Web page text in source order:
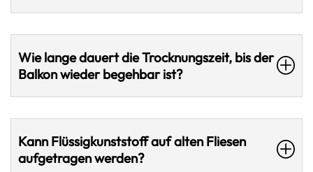
Wie lange dauert die Trocknungszeit, bis der
Balkon wieder begehbar ist?
Kann Flüssigkunststoff auf alten Fliesen
aufgetragen werden?